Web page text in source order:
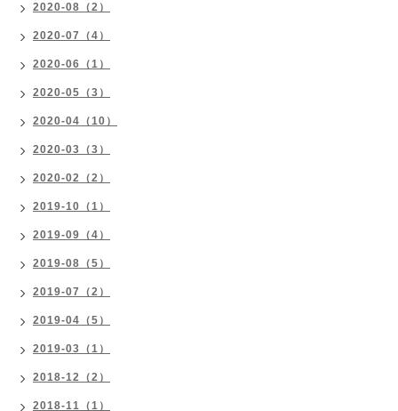
2020-08（2）
2020-07（4）
2020-06（1）
2020-05（3）
2020-04（10）
2020-03（3）
2020-02（2）
2019-10（1）
2019-09（4）
2019-08（5）
2019-07（2）
2019-04（5）
2019-03（1）
2018-12（2）
2018-11（1）